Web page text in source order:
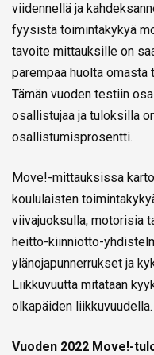
viidennellä ja
fyysistä toimintakykyä
tavoite mittauksille on
parempaa huolta omasta
Tämän vuoden testiin
osallistujaa ja tuloksilla
osallistumisprosentti.
Move!-mittauksissa
koululaisten
viivajuoksulla, motorisia
heitto-kiinniotto-
ylänojapunnerrukset ja
Liikkuvuutta mitataan
olkapäiden liikkuvuudella.
Vuoden 2022 Move!-